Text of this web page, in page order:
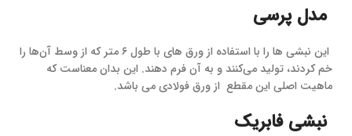
مدل پرسی
این نبشی ها را با استفاده از ورق های با طول ۶ متر که از وسط آن‌ها را
خم کردند، تولید می‌کنند و به آن فرم دهند. این بدان معناست که
ماهیت اصلی این مقطع از ورق فولادی می ‌باشد.
نبشی فابریک